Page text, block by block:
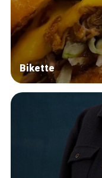
Bikette